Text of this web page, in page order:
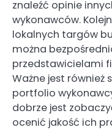
znaleźć opinie
wykonawców.
lokalnych targów
można
przedstawicielami
Ważne jest również
portfolio
dobrze jest
ocenić jakość ich